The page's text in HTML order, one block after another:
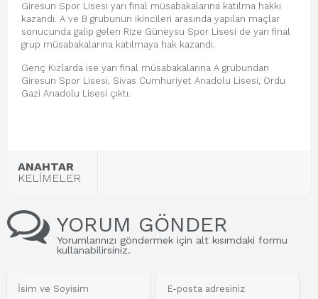
Giresun Spor Lisesi yarı final müsabakalarına katılma hakkı
kazandı. A ve B grubunun ikincileri arasında yapılan maçlar
sonucunda galip gelen Rize Güneysu Spor Lisesi de yarı final
grup müsabakalarına katılmaya hak kazandı.
Genç Kızlarda ise yarı final müsabakalarına A grubundan
Giresun Spor Lisesi, Sivas Cumhuriyet Anadolu Lisesi, Ordu
Gazi Anadolu Lisesi çıktı.
ANAHTAR
KELİMELER
YORUM GÖNDER
Yorumlarınızı göndermek için alt kısımdaki formu
kullanabilirsiniz.